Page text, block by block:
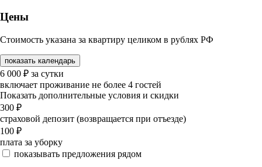
Цены
Стоимость указана за квартиру целиком в рублях РФ
показать календарь
6 000 ₽ за сутки
включает проживание не более 4 гостей
Показать дополнительные условия и скидки
300 ₽
страховой депозит (возвращается при отъезде)
100 ₽
плата за уборку
показывать предложения рядом